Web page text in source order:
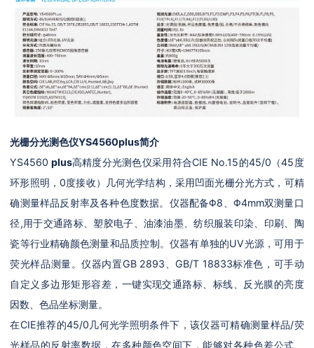
光栅分光测色仪YS4560plus简介
YS4560 plus高精度分光测色仪采用符合CIE No.15的45/0（45度
环形照明，0度接收）几何光学结构，采用凹面光栅分光方式，可精
确测量样品反射率及各种色度数据。仪器配备Φ8、Φ4mm双测量口
径,用于交通路标、塑胶电子、油漆油墨、纺织服装印染、印刷、陶
瓷等行业精确颜色测量和品质控制。仪器有单独的UV光源，可用于
荧光样品测量。仪器内置GB 2893、GB/T 18833标准色，可手动
自定义多边形矩形容差，一键实现交通路标、标线、反光膜的亮度
因数、色品坐标测量。
在CIE推荐的45/0几何光学照明条件下，该仪器可精确测量样品/荧
光样品的反射率数据，在多种颜色空间下，能够对各种色差公式、